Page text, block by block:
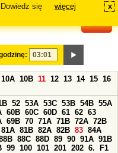
się
więcej x
10A 10B 11 12 13 14 15 16
52 53A 53C 53B 54B 55A
60B 60C 60D 61 62 63
69B 70 71A 71B 72A 72B
81A 81B 82A 82B 83 84A
88C 88D 89 90 91A 91B
99 100 101 201 202 6.
F1